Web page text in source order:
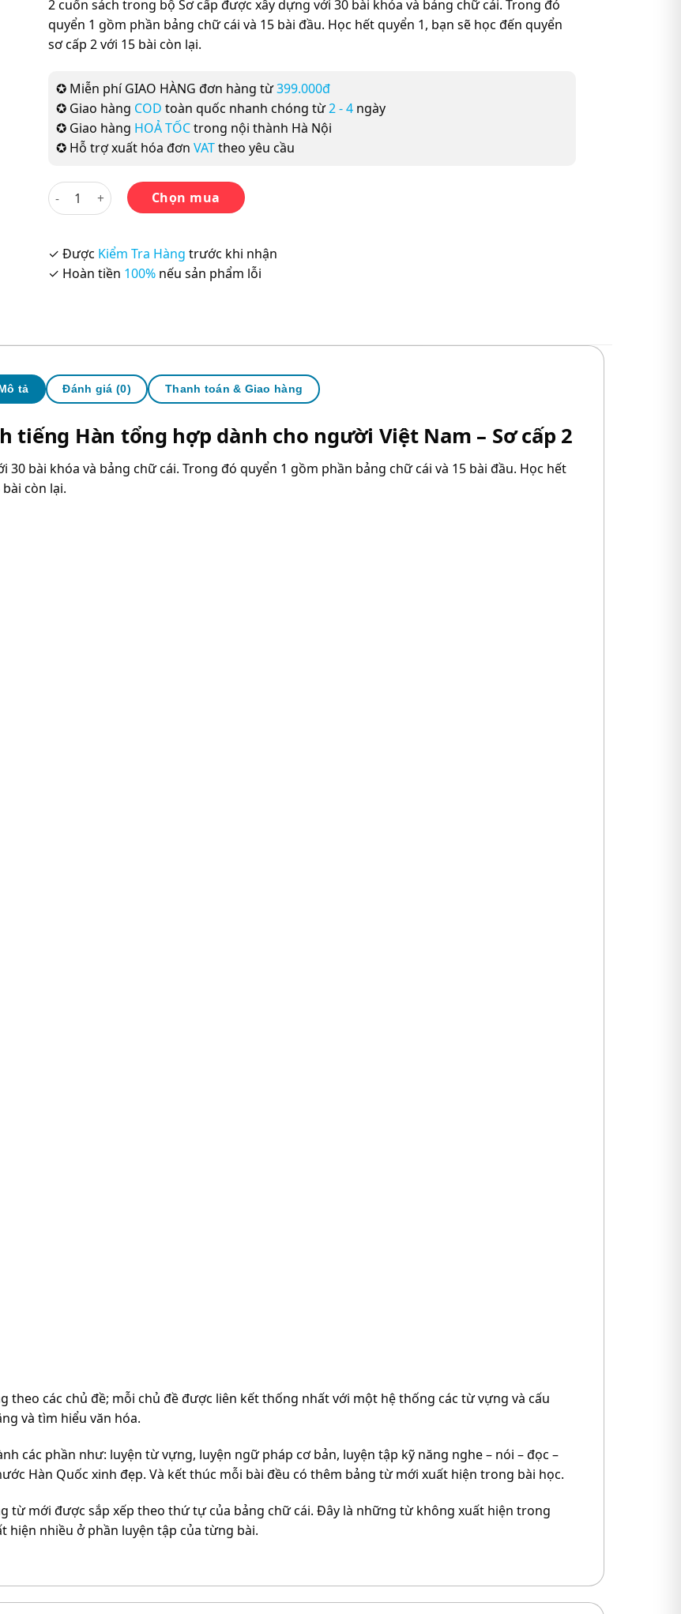
2 cuốn sách trong bộ Sơ cấp được xây dựng với 30 bài khóa và bảng chữ cái. Trong đó
quyển 1 gồm phần bảng chữ cái và 15 bài đầu. Học hết quyển 1, bạn sẽ học đến quyển
sơ cấp 2 với 15 bài còn lại.
✪ Miễn phí GIAO HÀNG đơn hàng từ399.000đ
✪ Giao hàng COD toàn quốc nhanh chóng từ2 - 4 ngày
✪ Giao hàng HOẢ TỐCtrong nội thành Hà Nội
✪ Hỗ trợ xuất hóa đơn VATtheo yêu cầu
Tiếng Hàn Tổng Hợp – Sơ Cấp 2 (Bộ 2 cuốn Lý thuyết + Bài tập) số lượng
Chọn mua
✓ Được Kiểm Tra Hàng trước khi nhận
✓ Hoàn tiền 100% nếu sản phẩm lỗi
tả Đánh giá (0) Thanh toán & Giao hàng
tiếng Hàn tổng hợp dành cho người Việt Nam – Sơ cấp 2
bài khóa và bảng chữ cái. Trong đó quyển 1 gồm phần bảng chữ cái và 15 bài đầu. Học hết
còn lại.
theo các chủ đề; mỗi chủ đề được liên kết thống nhất với một hệ thống các từ vựng và cấu
và tìm hiểu văn hóa.
các phần như: luyện từ vựng, luyện ngữ pháp cơ bản, luyện tập kỹ năng nghe – nói – đọc –
Hàn Quốc xinh đẹp. Và kết thúc mỗi bài đều có thêm bảng từ mới xuất hiện trong bài học.
từ mới được sắp xếp theo thứ tự của bảng chữ cái. Đây là những từ không xuất hiện trong
hiện nhiều ở phần luyện tập của từng bài.